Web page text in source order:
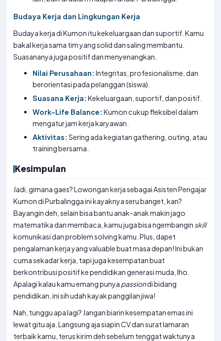
Budaya Kerja dan Lingkungan Kerja
Budaya kerja di Kumon itu kekeluargaan dan suportif. Kamu
bakal kerja sama tim yang solid dan saling membantu.
Suasananya juga positif dan menyenangkan.
Nilai Perusahaan: Integritas, profesionalisme, dan
berorientasi pada pelanggan (siswa).
Suasana Kerja: Kekeluargaan, suportif, dan positif.
Work-Life Balance: Kumon cukup fleksibel dalam
mengatur jam kerja karyawan.
Aktivitas: Sering ada kegiatan gathering, outing, atau
training bersama.
Kesimpulan
Jadi, gimana gaes? Lowongan kerja sebagai Asisten Pengajar
Kumon di Purbalingga ini kayaknya seru banget, kan?
Bayangin deh, selain bisa bantu anak-anak makin jago
matematika dan membaca, kamu juga bisa ngembangin skill
komunikasi dan problem solving kamu. Plus, dapet
pengalaman kerja yang valuable buat masa depan! Ini bukan
cuma sekadar kerja, tapi juga kesempatan buat
berkontribusi positif ke pendidikan generasi muda, lho.
Apalagi kalau kamu emang punya passiondi bidang
pendidikan, ini sih udah kayak panggilan jiwa!
Nah, tunggu apa lagi? Jangan biarin kesempatan emas ini
lewat gitu aja. Langsung aja siapin CV dan surat lamaran
terbaik kamu, terus kirim deh sebelum tenggat waktunya